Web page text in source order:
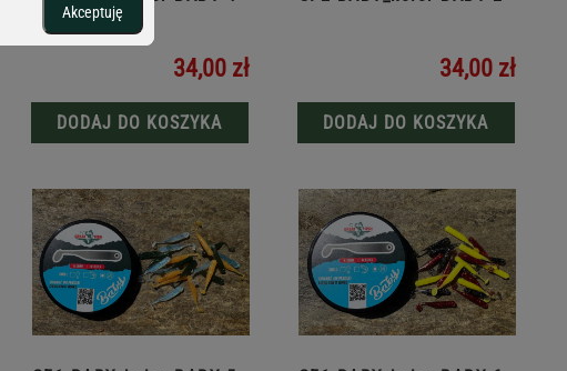
Akceptuję
34,00 zł
DODAJ DO KOSZYKA
34,00 zł
DODAJ DO KOSZYKA